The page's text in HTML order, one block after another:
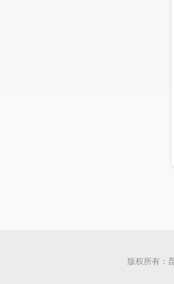
版权所有：